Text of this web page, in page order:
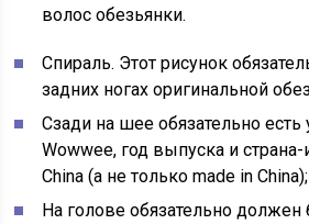
волос обезьянки.
Спираль. Этот рисунок
задних ногах оригинальной
Сзади на шее обязательно
Wowwee, год выпуска и страна-
China (а не только made in China);
На голове обязательно